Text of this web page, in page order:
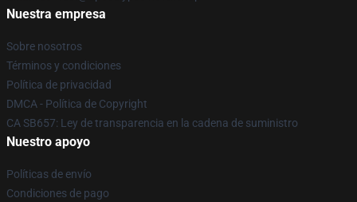
Nuestra empresa
Sobre nosotros
Términos y condiciones
Política de privacidad
DMCA - Política de Copyright
CA SB657: Ley de transparencia en la cadena de suministro
Nuestro apoyo
Políticas de envío
Condiciones de pago